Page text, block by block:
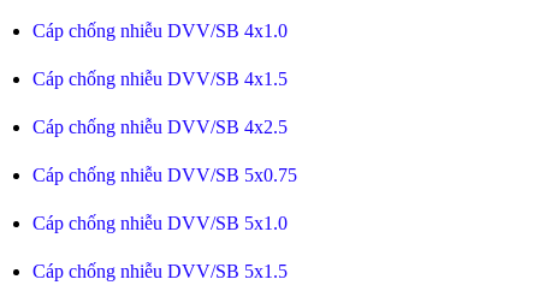
Cáp chống nhiễu DVV/SB 4x1.0
Cáp chống nhiễu DVV/SB 4x1.5
Cáp chống nhiễu DVV/SB 4x2.5
Cáp chống nhiễu DVV/SB 5x0.75
Cáp chống nhiễu DVV/SB 5x1.0
Cáp chống nhiễu DVV/SB 5x1.5